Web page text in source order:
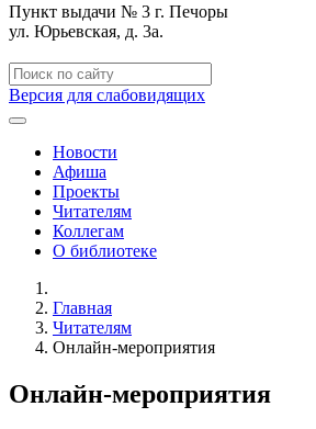
Пункт выдачи № 3 г. Печоры
ул. Юрьевская, д. 3а.
Версия для слабовидящих
Новости
Афиша
Проекты
Читателям
Коллегам
О библиотеке
Главная
Читателям
Онлайн-мероприятия
Онлайн-мероприятия